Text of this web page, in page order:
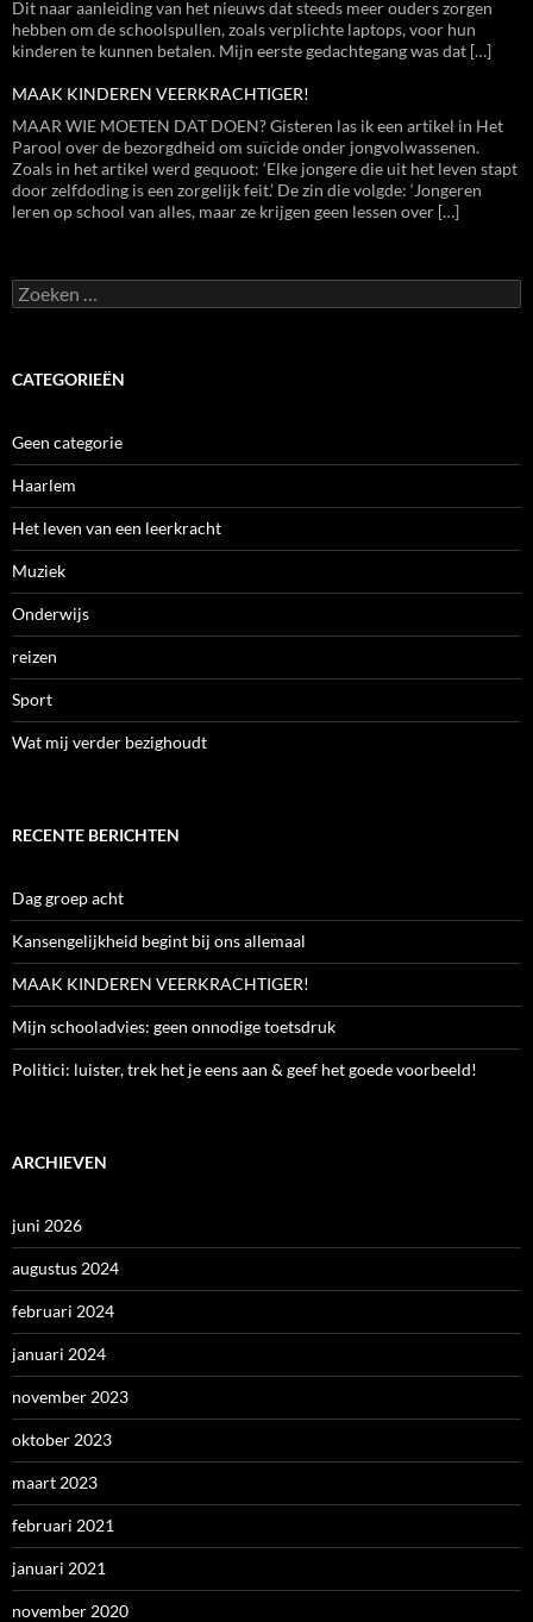
Dit naar aanleiding van het nieuws dat steeds meer ouders zorgen
hebben om de schoolspullen, zoals verplichte laptops, voor hun
kinderen te kunnen betalen. Mijn eerste gedachtegang was dat […]
MAAK KINDEREN VEERKRACHTIGER!
MAAR WIE MOETEN DAT DOEN? Gisteren las ik een artikel in Het
Parool over de bezorgdheid om suïcide onder jongvolwassenen.
Zoals in het artikel werd gequoot: ‘Elke jongere die uit het leven stapt
door zelfdoding is een zorgelijk feit.’ De zin die volgde: ‘Jongeren
leren op school van alles, maar ze krijgen geen lessen over […]
Zoeken
naar:
CATEGORIEËN
Geen categorie
Haarlem
Het leven van een leerkracht
Muziek
Onderwijs
reizen
Sport
Wat mij verder bezighoudt
RECENTE BERICHTEN
Dag groep acht
Kansengelijkheid begint bij ons allemaal
MAAK KINDEREN VEERKRACHTIGER!
Mijn schooladvies: geen onnodige toetsdruk
Politici: luister, trek het je eens aan & geef het goede voorbeeld!
ARCHIEVEN
juni 2026
augustus 2024
februari 2024
januari 2024
november 2023
oktober 2023
maart 2023
februari 2021
januari 2021
november 2020